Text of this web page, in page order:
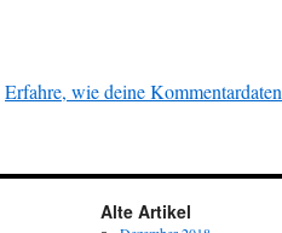
Erfahre, wie deine Kommentardaten
Alte Artikel